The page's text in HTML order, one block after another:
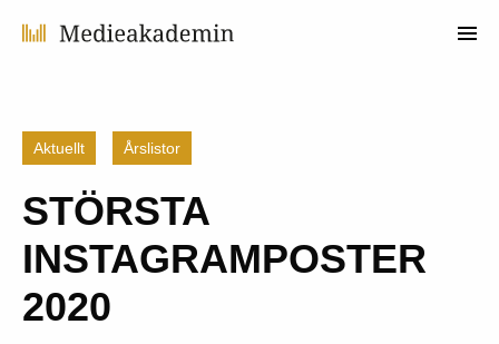
Aktuellt Årslistor
STÖRSTA
INSTAGRAMPOSTER
2020